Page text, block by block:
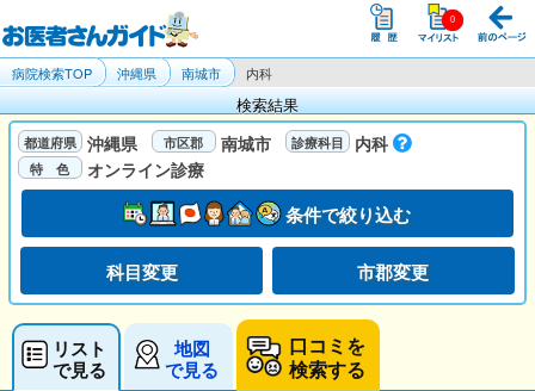
病院検索TOP 沖縄県 南城市 内科
検索結果
沖縄県 南城市
内科
オンライン診療
条件で絞り込む
科目変更 市郡変更
リスト
で見る
地図
で見る
口コミを
検索する